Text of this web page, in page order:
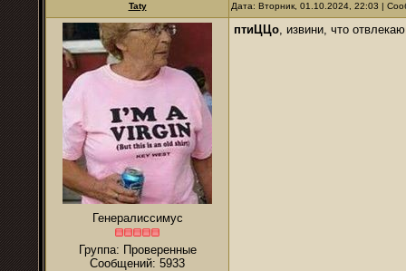
Taty Дата: Вторник, 01.10.2024, 22:03 |
Генералиссимус
Группа: Проверенные
Сообщений: 5933
птиЦЦо, извини, что отвлекаю